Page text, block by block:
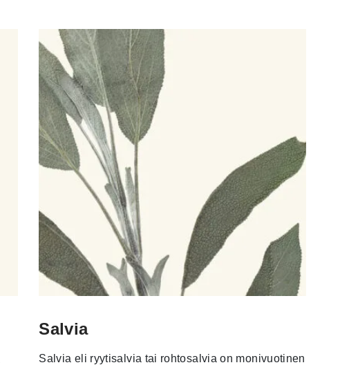
Salvia
Salvia eli ryytisalvia tai rohtosalvia on monivuotinen